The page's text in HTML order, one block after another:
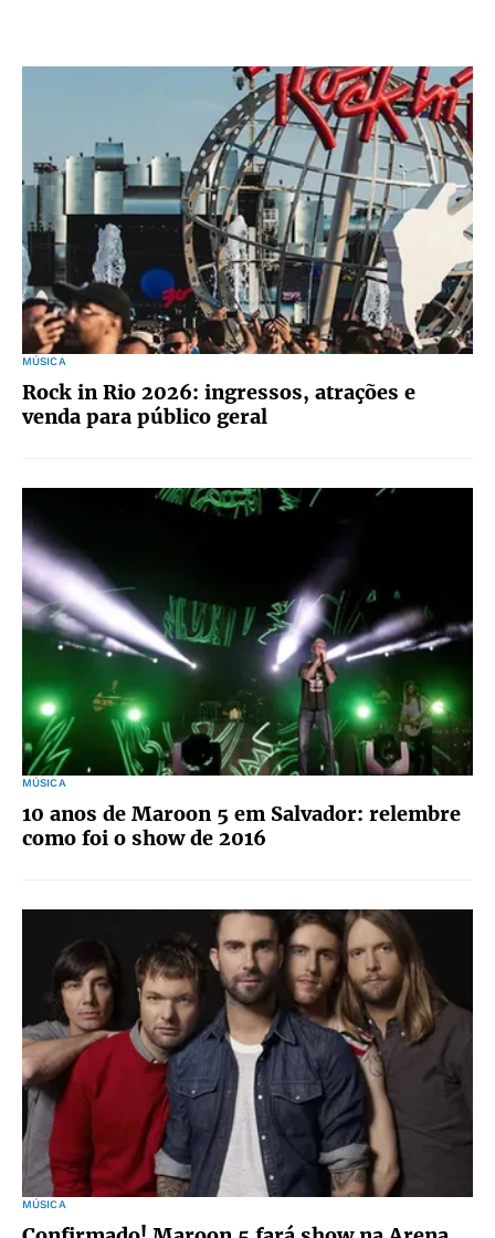
MÚSICA
Rock in Rio 2026: ingressos, atrações e
venda para público geral
MÚSICA
10 anos de Maroon 5 em Salvador: relembre
como foi o show de 2016
MÚSICA